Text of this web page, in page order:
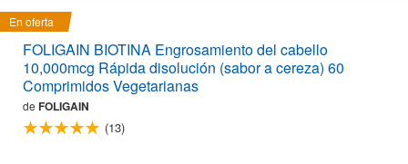
En oferta
FOLIGAIN BIOTINA Engrosamiento del cabello
10,000mcg Rápida disolución (sabor a cereza) 60
Comprimidos Vegetarianas
de FOLIGAIN
(13)